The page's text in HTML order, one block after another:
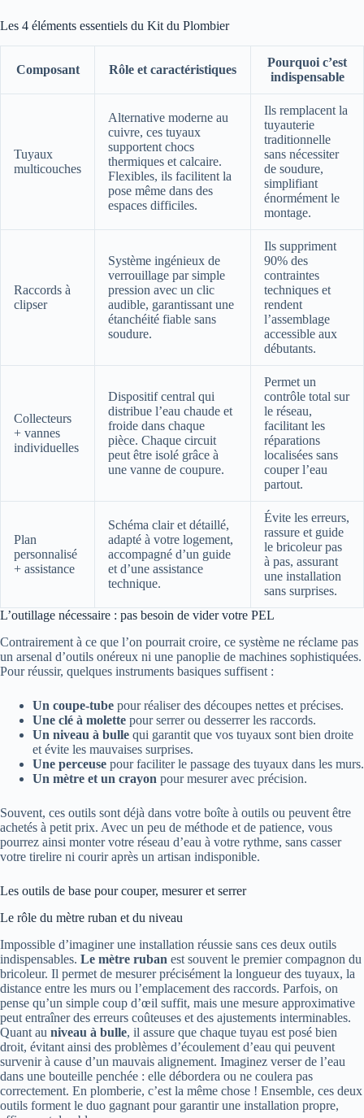
Les 4 éléments essentiels du Kit du Plombier
Composant Rôle et caractéristiques
Pourquoi c’est
indispensable
Tuyaux
multicouches
Alternative moderne au
cuivre, ces tuyaux
supportent chocs
thermiques et calcaire.
Flexibles, ils facilitent la
pose même dans des
espaces difficiles.
Ils remplacent la
tuyauterie
traditionnelle
sans nécessiter
de soudure,
simplifiant
énormément le
montage.
Raccords à
clipser
Système ingénieux de
verrouillage par simple
pression avec un clic
audible, garantissant une
étanchéité fiable sans
soudure.
Ils suppriment
90% des
contraintes
techniques et
rendent
l’assemblage
accessible aux
débutants.
Collecteurs
+ vannes
individuelles
Dispositif central qui
distribue l’eau chaude et
froide dans chaque
pièce. Chaque circuit
peut être isolé grâce à
une vanne de coupure.
Permet un
contrôle total sur
le réseau,
facilitant les
réparations
localisées sans
couper l’eau
partout.
Plan
personnalisé
+ assistance
Schéma clair et détaillé,
adapté à votre logement,
accompagné d’un guide
et d’une assistance
technique.
Évite les erreurs,
rassure et guide
le bricoleur pas
à pas, assurant
une installation
sans surprises.
L’outillage nécessaire : pas besoin de vider votre PEL
Contrairement à ce que l’on pourrait croire, ce système ne réclame pas
un arsenal d’outils onéreux ni une panoplie de machines sophistiquées.
Pour réussir, quelques instruments basiques suffisent :
Un coupe-tube pour réaliser des découpes nettes et précises.
Une clé à molette pour serrer ou desserrer les raccords.
Un niveau à bulle qui garantit que vos tuyaux sont bien droite
et évite les mauvaises surprises.
Une perceuse pour faciliter le passage des tuyaux dans les murs.
Un mètre et un crayon pour mesurer avec précision.
Souvent, ces outils sont déjà dans votre boîte à outils ou peuvent être
achetés à petit prix. Avec un peu de méthode et de patience, vous
pourrez ainsi monter votre réseau d’eau à votre rythme, sans casser
votre tirelire ni courir après un artisan indisponible.
Les outils de base pour couper, mesurer et serrer
Le rôle du mètre ruban et du niveau
Impossible d’imaginer une installation réussie sans ces deux outils
indispensables. Le mètre ruban est souvent le premier compagnon du
bricoleur. Il permet de mesurer précisément la longueur des tuyaux, la
distance entre les murs ou l’emplacement des raccords. Parfois, on
pense qu’un simple coup d’œil suffit, mais une mesure approximative
peut entraîner des erreurs coûteuses et des ajustements interminables.
Quant au niveau à bulle, il assure que chaque tuyau est posé bien
droit, évitant ainsi des problèmes d’écoulement d’eau qui peuvent
survenir à cause d’un mauvais alignement. Imaginez verser de l’eau
dans une bouteille penchée : elle débordera ou ne coulera pas
correctement. En plomberie, c’est la même chose ! Ensemble, ces deux
outils forment le duo gagnant pour garantir une installation propre,